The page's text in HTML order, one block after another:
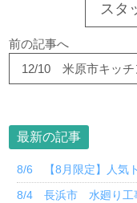
スタ
前の記事へ
最新の記事
8/6 【8月限定】人気
8/4 長浜市 水廻り工